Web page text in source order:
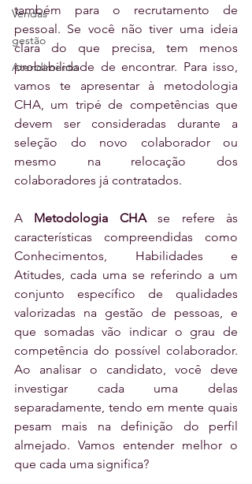
Vendas
gestão
Atendimento
também para o recrutamento de
pessoal. Se você não tiver uma ideia
clara do que precisa, tem menos
probabilidade de encontrar. Para isso,
vamos te apresentar à metodologia
CHA, um tripé de competências que
devem ser consideradas durante a
seleção do novo colaborador ou
mesmo na relocação dos
colaboradores já contratados.
A Metodologia CHA se refere às
características compreendidas como
Conhecimentos, Habilidades e
Atitudes, cada uma se referindo a um
conjunto específico de qualidades
valorizadas na gestão de pessoas, e
que somadas vão indicar o grau de
competência do possível colaborador.
Ao analisar o candidato, você deve
investigar cada uma delas
separadamente, tendo em mente quais
pesam mais na definição do perfil
almejado. Vamos entender melhor o
que cada uma significa?